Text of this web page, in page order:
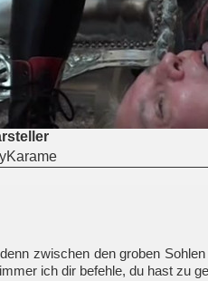
zwischen den groben
ich dir befehle, du hast zu